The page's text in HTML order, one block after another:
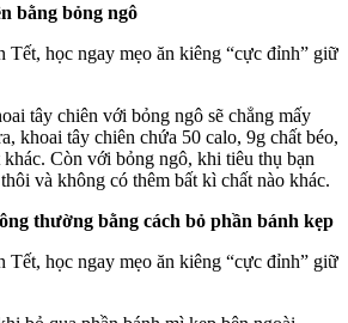
bằng bỏng ngô
tây chiên với bỏng ngô sẽ chẳng mấy
khoai tây chiên chứa 50 calo, 9g chất béo,
khác. Còn với bỏng ngô, khi tiêu thụ bạn
và không có thêm bất kì chất nào khác.
thường bằng cách bỏ phần bánh kẹp